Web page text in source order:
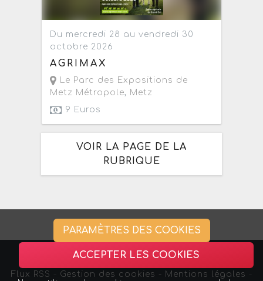
Du mercredi 28 au vendredi 30
octobre 2026
AGRIMAX
Le Parc des Expositions de
Metz Métropole, Metz
9 Euros
VOIR LA PAGE DE LA
RUBRIQUE
Flux RSS Gestion des cookies - Mentions légales
PARAMÈTRES DES COOKIES
ACCEPTER LES COOKIES